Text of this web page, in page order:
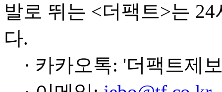
발로 뛰는 <더팩트>는
다.
· 카카오톡: '더팩트제